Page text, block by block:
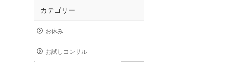
カテゴリー
お休み
お試しコンサル